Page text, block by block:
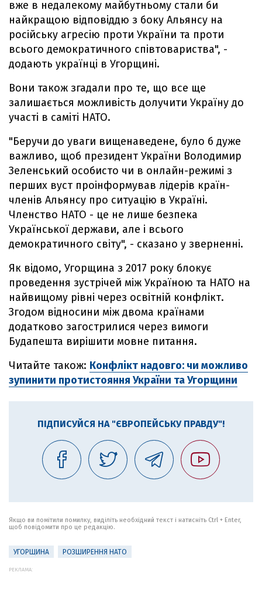
вже в недалекому майбутньому стали би
найкращою відповіддю з боку Альянсу на
російську агресію проти України та проти
всього демократичного співтовариства", -
додають українці в Угорщині.
Вони також згадали про те, що все ще
залишається можливість долучити Україну до
участі в саміті НАТО.
"Беручи до уваги вищенаведене, було б дуже
важливо, щоб президент України Володимир
Зеленський особисто чи в онлайн-режимі з
перших вуст проінформував лідерів країн-
членів Альянсу про ситуацію в Україні.
Членство НАТО - це не лише безпека
Української держави, але і всього
демократичного світу", - сказано у зверненні.
Як відомо, Угорщина з 2017 року блокує
проведення зустрічей між Україною та НАТО на
найвищому рівні через освітній конфлікт.
Згодом відносини між двома країнами
додатково загострилися через вимоги
Будапешта вирішити мовне питання.
Читайте також: Конфлікт надовго: чи можливо
зупинити протистояння України та Угорщини
ПІДПИСУЙСЯ НА "ЄВРОПЕЙСЬКУ ПРАВДУ"!
Якщо ви помітили помилку, виділіть необхідний текст і натисніть Ctrl + Enter,
щоб повідомити про це редакцію.
УГОРЩИНА РОЗШИРЕННЯ НАТО
РЕКЛАМА: